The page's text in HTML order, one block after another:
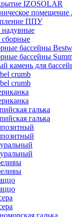
IZOSOLAR
помещение
ППУ
надувные
сборные
бассейны
бассейны
камень для
crumb
crumb
галька
галька
галька